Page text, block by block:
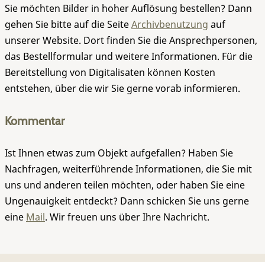
Sie möchten Bilder in hoher Auflösung bestellen? Dann
gehen Sie bitte auf die SeiteArchivbenutzung auf
unserer Website. Dort finden Sie die Ansprechpersonen,
das Bestellformular und weitere Informationen. Für die
Bereitstellung von Digitalisaten können Kosten
entstehen, über die wir Sie gerne vorab informieren.
Kommentar
Ist Ihnen etwas zum Objekt aufgefallen? Haben Sie
Nachfragen, weiterführende Informationen, die Sie mit
uns und anderen teilen möchten, oder haben Sie eine
Ungenauigkeit entdeckt? Dann schicken Sie uns gerne
eine Mail. Wir freuen uns über Ihre Nachricht.